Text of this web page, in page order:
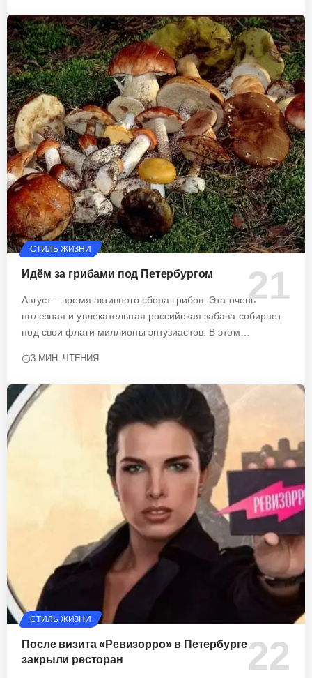
СТИЛЬ ЖИЗНИ
Идём за грибами под Петербургом
Август – время активного сбора грибов. Эта очень
полезная и увлекательная российская забава собирает
под свои флаги миллионы энтузиастов. В этом…
3 МИН. ЧТЕНИЯ
СТИЛЬ ЖИЗНИ
После визита «Ревизорро» в Петербурге
закрыли ресторан